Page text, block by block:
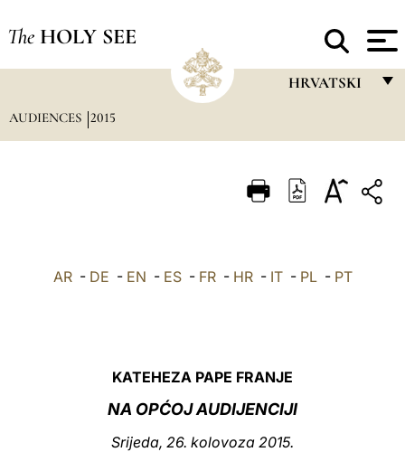
The HOLY SEE
HRVATSKI
ITALIANO
中文
LATINE
AUDIENCES 2015
AR- DE - EN - ES- FR- HR- IT- PL- PT
KATEHEZA PAPE FRANJE
NA OPĆOJ AUDIJENCIJI
Srijeda, 26. kolovoza 2015.